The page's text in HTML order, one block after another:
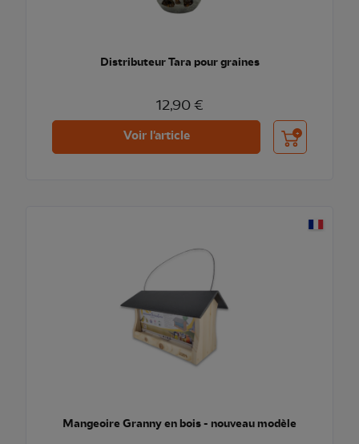
Distributeur Tara pour graines
12,90 €
Voir l'article Ajouter au
Mangeoire Granny en bois - nouveau modèle